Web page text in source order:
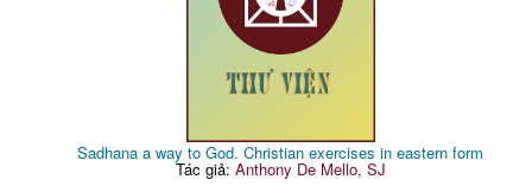
Sadhana a way to God. Christian exercises in eastern form
Tác giả: Anthony De Mello, SJ